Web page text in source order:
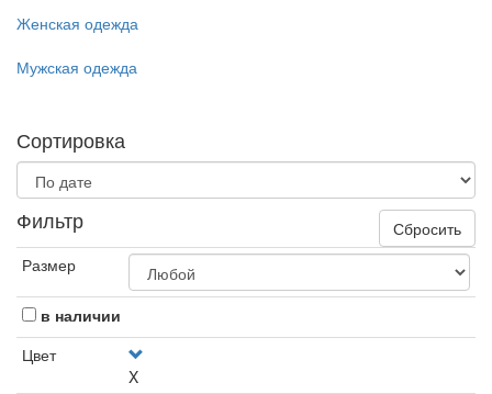
Женская одежда
Мужская одежда
Сортировка
Фильтр
Сбросить
Размер
в наличии
Цвет
X